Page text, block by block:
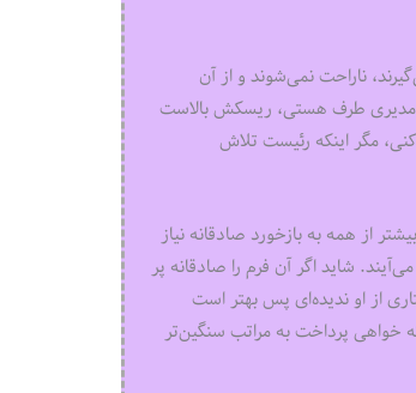
ناراحت نمی‌شوند و از آن
مدیری طرف هستی، ریسکش بالاست
مگر اینکه رئیست تلاش
از همه به بازخورد صادقانه نیاز
شاید اگر آن فرم را صادقانه پر
از او ندیده‌ای پس بهتر است
خواهی پرداخت به مراتب سنگین‌تر